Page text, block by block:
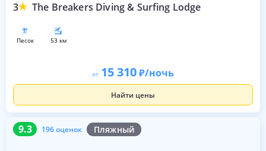
3 The Breakers Diving & Surfing Lodge
песок 53 км
от 15 310 /ночь
Найти цены
9.3 196 оценок Пляжный
9.3 196 оценок